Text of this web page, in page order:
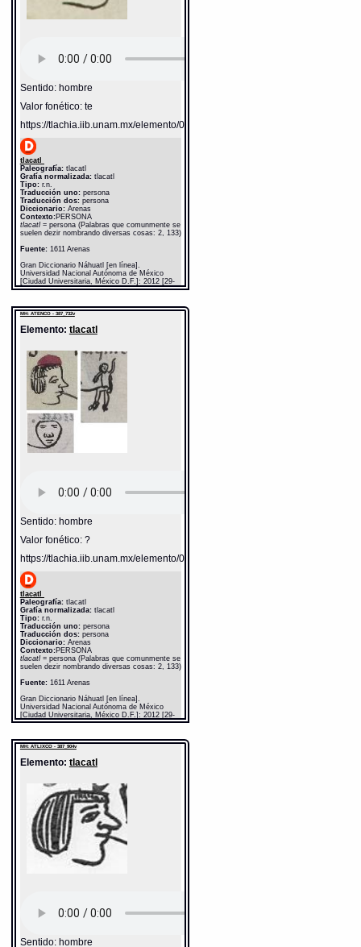
Sentido: hombre
Valor fonético: te
https://tlachia.iib.unam.mx/elemento/01.01.01
tlacatl
Paleografía:tlacatl
Grafía normalizada:tlacatl
Tipo:r.n.
Traducción uno:persona
Traducción dos:persona
Diccionario: Arenas
Contexto:PERSONA
tlacatl = persona (Palabras que comunmente se
suelen dezir nombrando diversas cosas: 2, 133)
Fuente:1611 Arenas
Gran Diccionario Náhuatl [en línea].
Universidad Nacional Autónoma de México
[Ciudad Universitaria, México D.F.]: 2012 [29-
08-2020]. Disponible en la Web
MH: ATENCO - 387_732v
Elemento: tlacatl
Sentido: hombre
Valor fonético: ?
https://tlachia.iib.unam.mx/elemento/01.01.01
tlacatl
Paleografía:tlacatl
Grafía normalizada:tlacatl
Tipo:r.n.
Traducción uno:persona
Traducción dos:persona
Diccionario: Arenas
Contexto:PERSONA
tlacatl = persona (Palabras que comunmente se
suelen dezir nombrando diversas cosas: 2, 133)
Fuente:1611 Arenas
Gran Diccionario Náhuatl [en línea].
Universidad Nacional Autónoma de México
[Ciudad Universitaria, México D.F.]: 2012 [29-
08-2020]. Disponible en la Web
MH: ATLIXCO - 387_904v
Elemento: tlacatl
Sentido: hombre